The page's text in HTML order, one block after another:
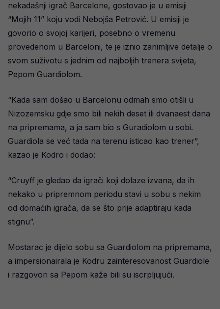
nekadašnji igrač Barcelone, gostovao je u emisiji
“Mojih 11” koju vodi Nebojša Petrović. U emisiji je
govorio o svojoj karijeri, posebno o vremenu
provedenom u Barceloni, te je iznio zanimljive detalje o
svom suživotu s jednim od najboljih trenera svijeta,
Pepom Guardiolom.
“Kada sam došao u Barcelonu odmah smo otišli u
Nizozemsku gdje smo bili nekih deset ili dvanaest dana
na pripremama, a ja sam bio s Guradiolom u sobi.
Guardiola se već tada na terenu isticao kao trener”,
kazao je Kodro i dodao:
“Cruyff je gledao da igrači koji dolaze izvana, da ih
nekako u pripremnom periodu stavi u sobu s nekim
od domaćih igrača, da se što prije adaptiraju kada
stignu”.
Mostarac je dijelo sobu sa Guardiolom na pripremama,
a impersionairala je Kodru zainteresovanost Guardiole
i razgovori sa Pepom kaže bili su iscrpljujući.